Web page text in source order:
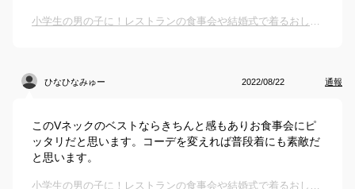
小学生の男の子に！レストランの食事会や結婚式で着るおしゃれベスト、おすすめは？
ひなひなみゅー 2022/08/22 通報
このVネックのベストならきちんと感もありお食事会にピ
ッタリだと思います。コーデを変えれば普段着にも素敵だ
と思います。
小学生の男の子に！レストランの食事会や結婚式で着るおしゃれベスト、おすすめは？